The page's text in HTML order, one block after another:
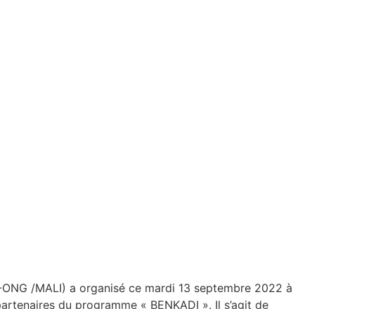
/MALI) a organisé ce mardi 13 septembre 2022 à
du programme « BENKADI ». Il s’agit de